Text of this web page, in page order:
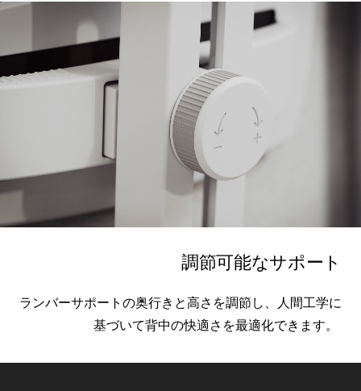
調節可能なサポート
ランバーサポートの奥行きと高さを調節し、人間工学に
基づいて背中の快適さを最適化できます。